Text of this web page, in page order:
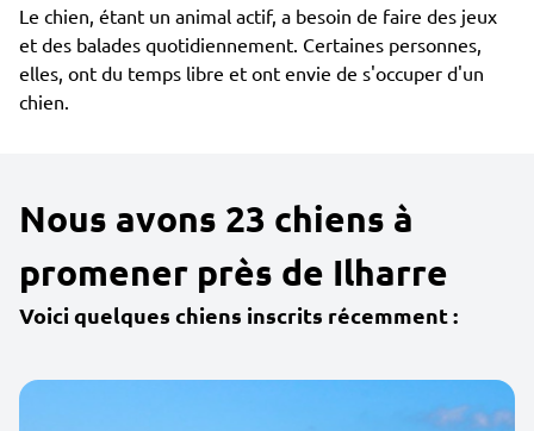
Le chien, étant un animal actif, a besoin de faire des jeux
et des balades quotidiennement. Certaines personnes,
elles, ont du temps libre et ont envie de s'occuper d'un
chien.
Nous avons 23 chiens à
promener près de Ilharre
Voici quelques chiens inscrits récemment :